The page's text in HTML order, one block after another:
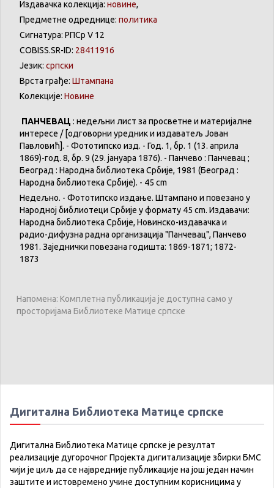
Издавачка колекција: новине,
Предметне одреднице: политика
Сигнатура: РПСр V 12
COBISS.SR-ID: 28411916
Језик: српски
Врста грађе: Штампана
Колекције: Новине
ПАНЧЕВАЦ : недељни лист за просветне и материјалне
интересе / [одговорни уредник и издаватељ Јован
Павловић]. - Фототипско изд. - Год. 1, бр. 1 (13. априла
1869)-год. 8, бр. 9 (29. јануара 1876). - Панчево : Панчевац ;
Београд : Народна библиотека Србије, 1981 (Београд :
Народна библиотека Србије). - 45 cm
Недељно. - Фототипско издање. Штампано и повезано у
Народној библиотеци Србије у формату 45 cm. Издавачи:
Народна библиотека Србије, Новинско-издавачка и
радио-дифузна радна организација "Панчевац", Панчево
1981. Заједнички повезана годишта: 1869-1871; 1872-
1873
Напомена: Комплетна публикација је доступна само у
просторијама Библиотеке Матице српске
Дигитална Библиотека Матице српске
Дигитална Библиотека Матице српске је резултат
реализације дугорочног Пројекта дигитализације збирки БМС
чији је циљ да се највредније публикације на још један начин
заштите и истовремено учине доступним корисницима у